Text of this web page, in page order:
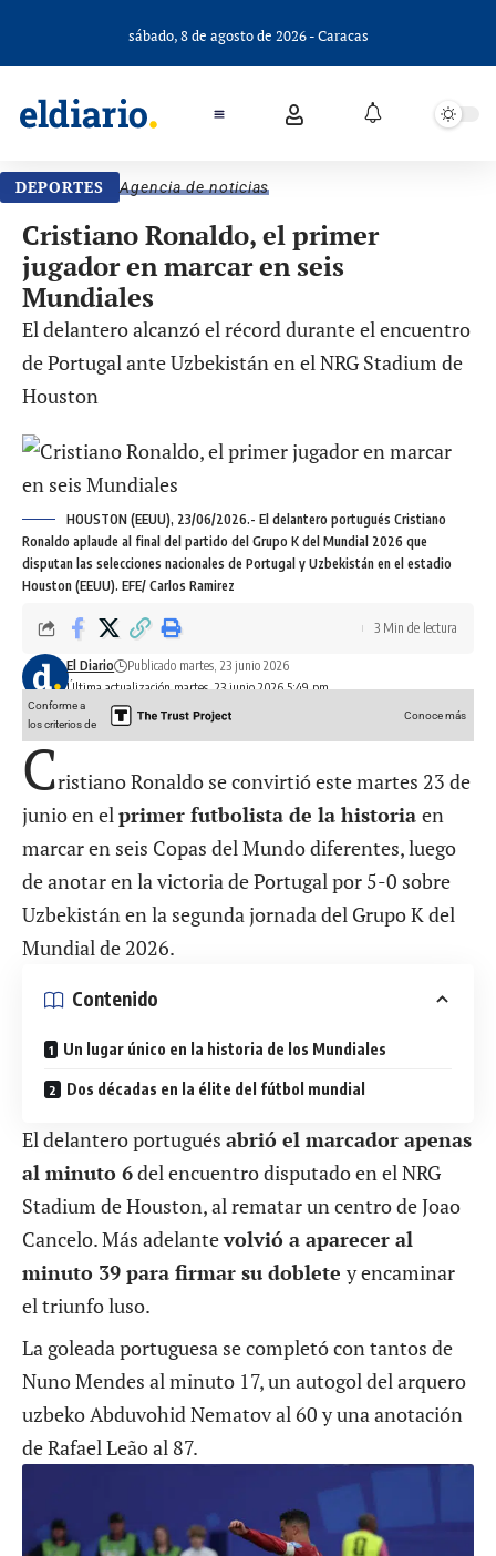
sábado, 8 de agosto de 2026 - Caracas
DEPORTES Agencia de noticias
Cristiano Ronaldo, el primer
jugador en marcar en seis
Mundiales
El delantero alcanzó el récord durante el encuentro
de Portugal ante Uzbekistán en el NRG Stadium de
Houston
HOUSTON (EEUU), 23/06/2026.- El delantero portugués Cristiano
Ronaldo aplaude al final del partido del Grupo K del Mundial 2026 que
disputan las selecciones nacionales de Portugal y Uzbekistán en el estadio
Houston (EEUU). EFE/ Carlos Ramirez
Última actualización martes, 23 junio 2026 5:49 pm
El Diario Publicado martes, 23 junio 2026
3 Min de lectura
Conforme a
los criterios de
Conoce más
Cristiano Ronaldo se convirtió este martes 23 de
junio en el primer futbolista de la historia en
marcar en seis Copas del Mundo diferentes, luego
de anotar en la victoria de Portugal por 5-0 sobre
Uzbekistán en la segunda jornada del Grupo K del
Mundial de 2026.
Contenido
Un lugar único en la historia de los Mundiales
Dos décadas en la élite del fútbol mundial
El delantero portugués abrió el marcador apenas
al minuto 6del encuentro disputado en el NRG
Stadium de Houston, al rematar un centro de Joao
Cancelo. Más adelantevolvió a aparecer al
minuto 39 para firmar su doblete y encaminar
el triunfo luso.
La goleada portuguesa se completó con tantos de
Nuno Mendes al minuto 17, un autogol del arquero
uzbeko Abduvohid Nematov al 60 y una anotación
de Rafael Leão al 87.